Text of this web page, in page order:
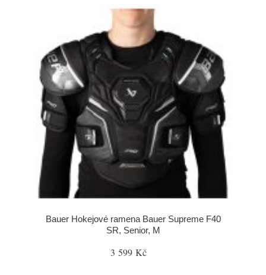
Bauer Hokejové ramena Bauer Supreme F40
SR, Senior, M
3 599 Kč